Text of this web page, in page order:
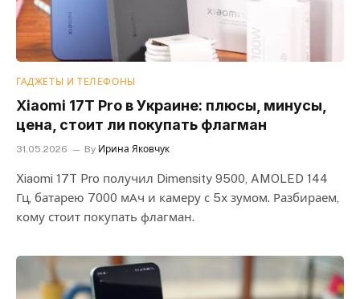
ГАДЖЕТЫ И ТЕЛЕФОНЫ
Xiaomi 17T Pro в Украине: плюсы, минусы,
цена, стоит ли покупать флагман
31.05.2026 By Ирина Яковчук
Xiaomi 17T Pro получил Dimensity 9500, AMOLED 144
Гц, батарею 7000 мАч и камеру с 5x зумом. Разбираем,
кому стоит покупать флагман.